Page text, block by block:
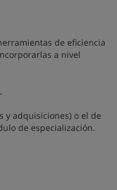
de eficiencia
a nivel
y adquisiciones) o el de
de especialización.